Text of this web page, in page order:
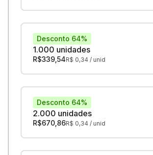
1.000 unidades
Desconto 64%
R$339,54R$ 0,34 / unid
2.000 unidades
Desconto 64%
R$670,86R$ 0,34 / unid